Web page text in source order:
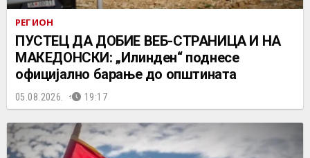
РЕГИОН
ПУСТЕЦ ДА ДОБИЕ ВЕБ-СТРАНИЦА И НА
МАКЕДОНСКИ: „Илинден“ поднесе
официјално барање до општината
05.08.2026. 19:17